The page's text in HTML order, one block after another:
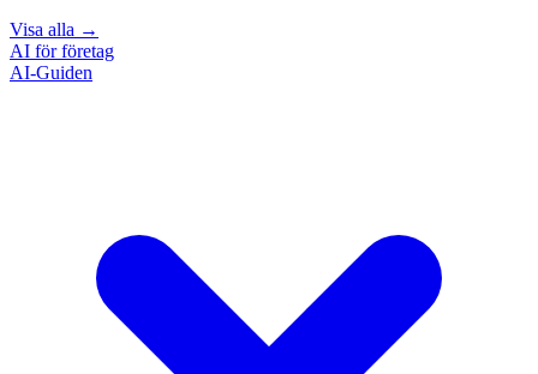
Visa alla →
AI för företag
AI-Guiden